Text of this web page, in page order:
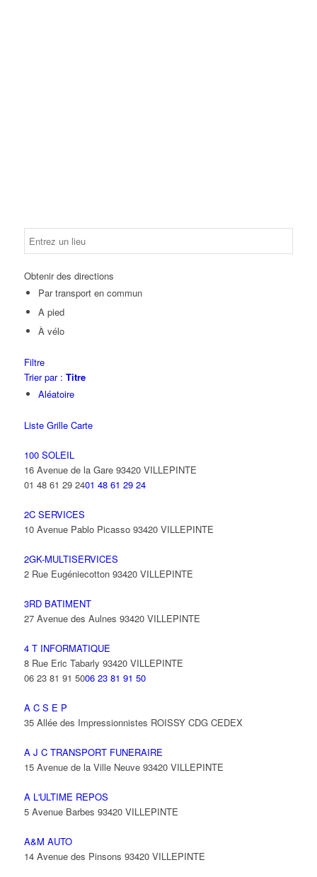
Obtenir des directions
Par transport en commun
A pied
À vélo
Filtre
Trier par : Titre
Aléatoire
Liste Grille Carte
100 SOLEIL
16 Avenue de la Gare 93420 VILLEPINTE
01 48 61 29 2401 48 61 29 24
2C SERVICES
10 Avenue Pablo Picasso 93420 VILLEPINTE
2GK-MULTISERVICES
2 Rue Eugéniecotton 93420 VILLEPINTE
3RD BATIMENT
27 Avenue des Aulnes 93420 VILLEPINTE
4 T INFORMATIQUE
8 Rue Eric Tabarly 93420 VILLEPINTE
06 23 81 91 5006 23 81 91 50
A C S E P
35 Allée des Impressionnistes ROISSY CDG CEDEX
A J C TRANSPORT FUNERAIRE
15 Avenue de la Ville Neuve 93420 VILLEPINTE
A L'ULTIME REPOS
5 Avenue Barbes 93420 VILLEPINTE
A&M AUTO
14 Avenue des Pinsons 93420 VILLEPINTE